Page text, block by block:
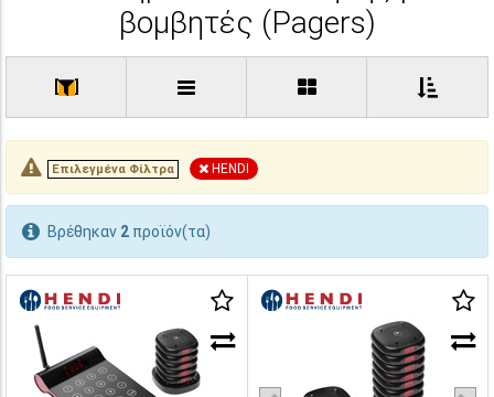
βομβητές (Pagers)
[ ]
Επιλεγμένα Φίλτρα HENDI
Βρέθηκαν 2 προϊόν(τα)